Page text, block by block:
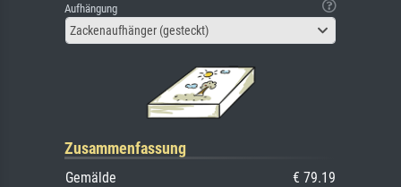
Aufhängung
Zackenaufhänger (gesteckt)
Zusammenfassung
Gemälde
€ 79.19